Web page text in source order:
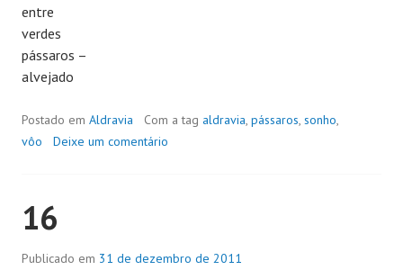
entre
verdes
pássaros –
alvejado
Postado em Aldravia Com a tag aldravia, pássaros, sonho,
vôo
Deixe um comentário
16
Publicado em 31 de dezembro de 2011